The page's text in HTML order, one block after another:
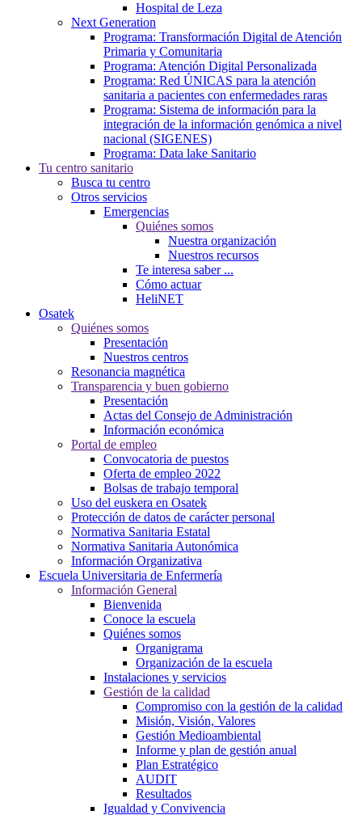
Hospital de Leza
Next Generation
Programa: Transformación Digital de Atención
Primaria y Comunitaria
Programa: Atención Digital Personalizada
Programa: Red ÚNICAS para la atención
sanitaria a pacientes con enfermedades raras
Programa: Sistema de información para la
integración de la información genómica a nivel
nacional (SIGENES)
Programa: Data lake Sanitario
Tu centro sanitario
Busca tu centro
Otros servicios
Emergencias
Quiénes somos
Nuestra organización
Nuestros recursos
Te interesa saber ...
Cómo actuar
HeliNET
Osatek
Quiénes somos
Presentación
Nuestros centros
Resonancia magnética
Transparencia y buen gobierno
Presentación
Actas del Consejo de Administración
Información económica
Portal de empleo
Convocatoria de puestos
Oferta de empleo 2022
Bolsas de trabajo temporal
Uso del euskera en Osatek
Protección de datos de carácter personal
Normativa Sanitaria Estatal
Normativa Sanitaria Autonómica
Información Organizativa
Escuela Universitaria de Enfermería
Información General
Bienvenida
Conoce la escuela
Quiénes somos
Organigrama
Organización de la escuela
Instalaciones y servicios
Gestión de la calidad
Compromiso con la gestión de la calidad
Misión, Visión, Valores
Gestión Medioambiental
Informe y plan de gestión anual
Plan Estratégico
AUDIT
Resultados
Igualdad y Convivencia